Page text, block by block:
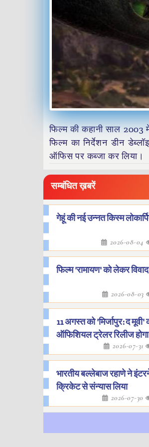
फिल्म की कहानी साल 2003
फिल्म का निर्देशन डीन
ऑफिस पर कब्जा कर लिया।
सम्बंधित ख़बरें
गेहूं की नई उन्नत किस्म
2026-08-04
फिल्म 'रामायण' को लेकर
2026-08-03
11 अगस्त को 'मिर्जापुर: द मूवी'
ऑफिशियल ट्रेलर रिलीज होगा
2026-07-31
भारतीय बल्लेबाज रहाणे ने
क्रिकेट से संन्यास लिया
2026-07-30